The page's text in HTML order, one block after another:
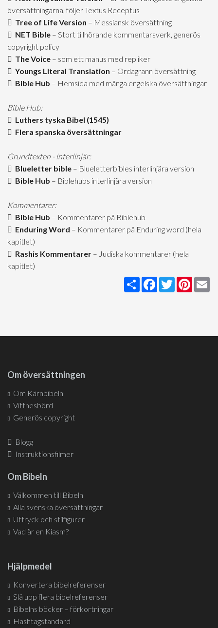
översättningarna, följer Textus Receptus
Tree of Life Version – Messiansk översättning
NET Bible – Stort tillhörande kommentarsverk, generös
copyright policy
The Voice – som ett manus med repliker
Youngs Literal Translation – Ordagrann översättning
Bible Hub – Hemsida med många engelska översättningar
Bible Hub:
Luthers tyska Bibel (1545)
Flera spanska översättningar
Grundtexten - interlinjär:
Blueletter bible – Blueletterbibles interlinjära version
Bible Hub – Biblehubs interlinjära version
Kommentarer:
Bible Hub – Kommentarer på Biblehub
Enduring Word – Kommentarer på Enduring word (hela
kapitlet)
Rashis Kommentarer – Judiska kommentarer (hela
kapitlet)
Share Facebook
Twitter
Om översättningen
Om Kärnbibeln
Vittnesbörd
Generös copyright
Blogg
Instruktionsfilmer
Om Bibeln
Välkommen till Bibeln
Alla svenska översättningar
Uttryck och stilfigurer
Vad är en Kiasm?
Hjälpmedel
Konvertera bibelreferenser
Slå upp flera bibelreferenser
Bibelns böcker – förkortningar
Hashtagstandard